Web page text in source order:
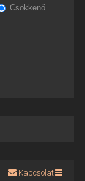
Csökkenő
Kapcsolat